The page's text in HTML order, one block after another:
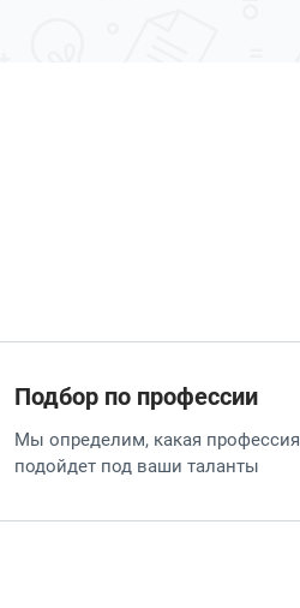
Подбор по профессии
Мы определим, какая профессия
подойдет под ваши таланты